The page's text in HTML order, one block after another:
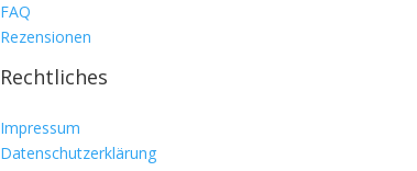
FAQ
Rezensionen
Rechtliches
Impressum
Datenschutzerklärung